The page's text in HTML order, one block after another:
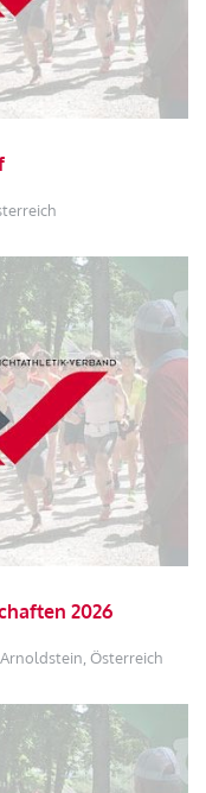
2026
Österreich